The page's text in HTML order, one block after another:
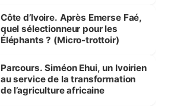
Côte d’Ivoire. Après Emerse Faé,
quel sélectionneur pour les
Éléphants ? (Micro-trottoir)
Parcours. Siméon Ehui, un Ivoirien
au service de la transformation
de l’agriculture africaine